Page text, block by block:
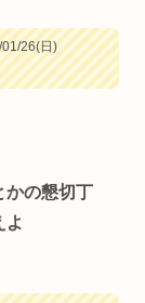
26(日)
かの懇切丁
よ